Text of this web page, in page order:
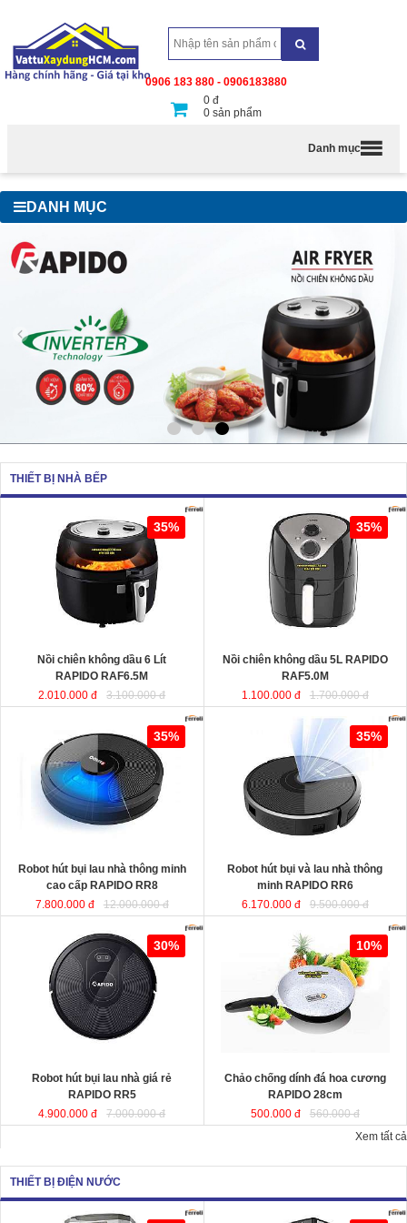
0906 183 880 - 0906183880
0 đ
0 sản phẩm
Danh mục
DANH MỤC
THIẾT BỊ NHÀ BẾP
Nồi chiên không dầu 6 Lít RAPIDO
sử dụng chất liệu nhựa
ABS an toàn và bền bỉ. Ngoài ra,
lòng nồi được sản xuất từ chất liệu
thép không gỉ phủ men chống dính,
giúp cho thực phẩm không bị dính,
vỡ nát trong quá trình chiên, rán…
35%
Nồi chiên không dầu 6 Lít
RAPIDO RAF6.5M
2.010.000 đ
3.100.000 đ
Nồi chiên không dầu 5L RAPIDO
35%
Nồi chiên không dầu 5L RAPIDO
RAF5.0M
1.100.000 đ
1.700.000 đ
Robot hút bụi lau nhà thông minh
cao cấp RAPIDO RR8
35%
Robot hút bụi lau nhà thông minh
cao cấp RAPIDO RR8
7.800.000 đ
12.000.000 đ
Robot hút bụi và lau nhà thông minh
35%
Robot hút bụi và lau nhà thông
minh RAPIDO RR6
6.170.000 đ
9.500.000 đ
Robot hút bụi lau nhà giá rẻ
RAPIDO RR5
30%
Robot hút bụi lau nhà giá rẻ
RAPIDO RR5
4.900.000 đ
7.000.000 đ
Chảo chống dính đá hoa cương
chất liệu nhôm đúc
nguyên khối giữ nhiệt tốt, thiết kế
hiện đại tiết kiệt năng lượng giúp
món ăn chín đều và nhanh hơn.
10%
Chảo chống dính đá hoa cương
RAPIDO 28cm
500.000 đ
560.000 đ
Xem tất cả
THIẾT BỊ ĐIỆN NƯỚC
Quạt hơi nước công suất lớn Quạt làm mát công suất lớn